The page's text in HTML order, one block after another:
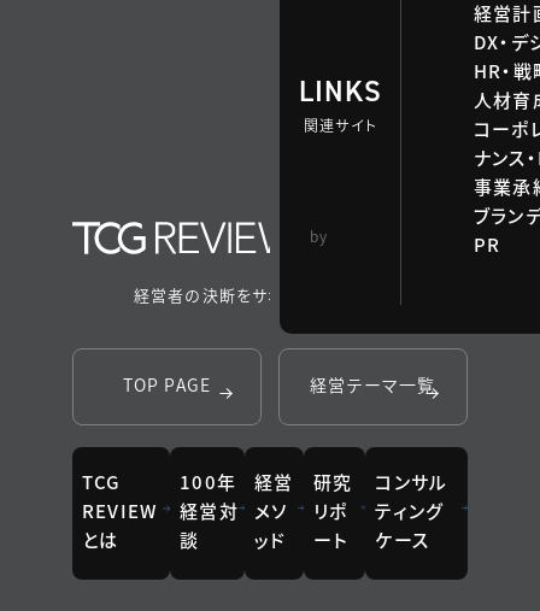
LINKS
関連サイト
経営計
DX・デ
HR・
人材育
コーポ
ナンス
事業承
ブラン
PR
by
経営者の決断をサポートするメディア
TOP PAGE 経営テーマ一覧
TCG
REVIEW
とは
100年
経営対
談
経営
メソ
ッド
研究
リポ
ート
コンサル
ティング
ケース